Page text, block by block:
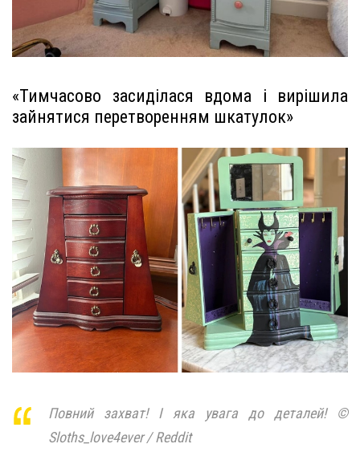
«Тимчасово засиділася вдома і вирішила
зайнятися перетворенням шкатулок»
Повний захват! І яка увага до деталей! ©
Sloths_love4ever / Reddit